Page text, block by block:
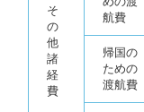
そ
の
他
諸
経
費
航費
帰国の
ための
渡航費